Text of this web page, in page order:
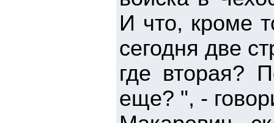
И что, кроме
сегодня две
где вторая?
еще? ", -